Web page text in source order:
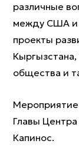
различные
между США и
проекты
общества и
Главы
Капинос.